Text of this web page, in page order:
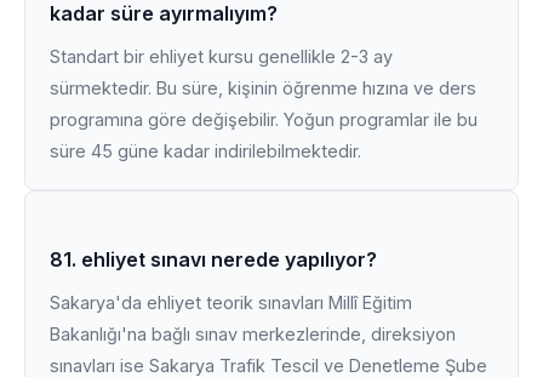
kadar süre ayırmalıyım?
Standart bir ehliyet kursu genellikle 2-3 ay
sürmektedir. Bu süre, kişinin öğrenme hızına ve ders
programına göre değişebilir. Yoğun programlar ile bu
süre 45 güne kadar indirilebilmektedir.
81. ehliyet sınavı nerede yapılıyor?
Sakarya'da ehliyet teorik sınavları Millî Eğitim
Bakanlığı'na bağlı sınav merkezlerinde, direksiyon
sınavları ise Sakarya Trafik Tescil ve Denetleme Şube